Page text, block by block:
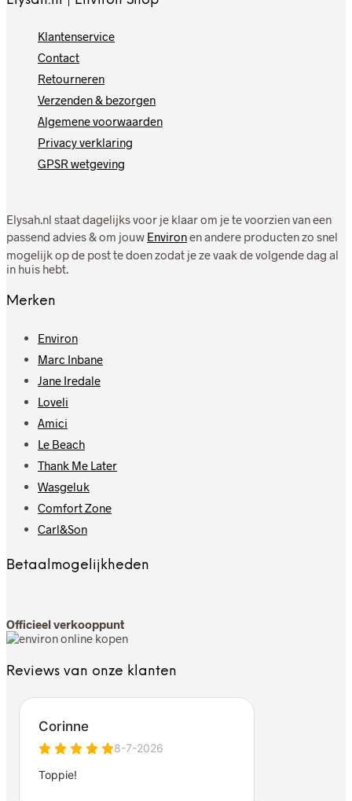
Klantenservice
Contact
Retourneren
Verzenden & bezorgen
Algemene voorwaarden
Privacy verklaring
GPSR wetgeving
Elysah.nl staat dagelijks voor je klaar om je te voorzien van een
passend advies & om jouw Environen andere producten zo snel
mogelijk op de post te doen zodat je ze vaak de volgende dag al
in huis hebt.
Merken
Environ
Marc Inbane
Jane Iredale
Loveli
Amici
Le Beach
Thank Me Later
Wasgeluk
Comfort Zone
Carl&Son
Betaalmogelijkheden
Officieel verkooppunt
Reviews van onze klanten